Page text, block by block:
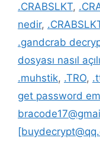
.CRABSLKT,
nedir,
.gandcrab
dosyası nasıl
.muhstik, .TRO,
get password